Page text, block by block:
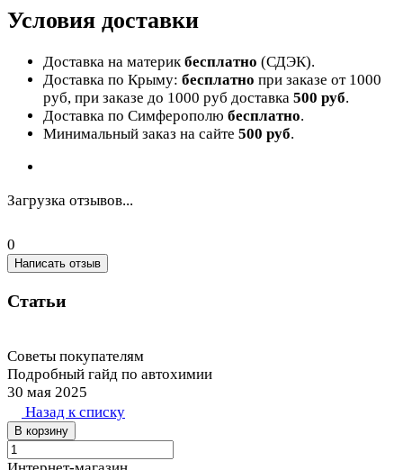
Условия доставки
Доставка на материкбесплатно (СДЭК).
Доставка по Крыму: бесплатно при заказе от 1000
руб, при заказе до 1000 руб доставка 500 руб.
Доставка по Симферополю бесплатно.
Минимальный заказ на сайте 500 руб.
Загрузка отзывов...
0
Написать отзыв
Статьи
Советы покупателям
Подробный гайд по автохимии
30 мая 2025
Назад к списку
В корзину